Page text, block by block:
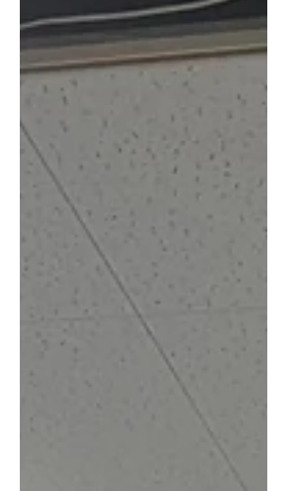
ントだと思いました。また、昨年度と比べ
て、研究室紹介動画等の制作物が多くでき
ている点...